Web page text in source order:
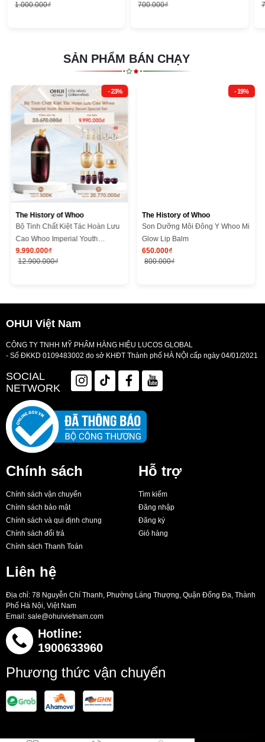
1.000.000₫
700.000₫
SẢN PHẨM BÁN CHẠY
- 23%
The History of Whoo
Bộ Tinh Chất Kiệt Tác Hoàn Lưu
Cao Whoo Imperial Youth
Recovery Serum Special Set
9.990.000₫
12.900.000₫
- 19%
The History of Whoo
Son Dưỡng Môi Đông Y Whoo Mi
Glow Lip Balm
650.000₫
800.000₫
OHUI Việt Nam
CÔNG TY TNHH MỸ PHẨM HÀNG HIỆU LUCOS GLOBAL
- Số ĐKKD 0109483002 do sở KHĐT Thành phố HÀ NỘI cấp ngày 04/01/2021
SOCIAL
NETWORK
Chính sách
Chính sách vận chuyển
Chính sách bảo mật
Chính sách và qui định chung
Chính sách đổi trả
Chính sách Thanh Toán
Hỗ trợ
Tìm kiếm
Đăng nhập
Đăng ký
Giỏ hàng
Liên hệ
Địa chỉ: 78 Nguyễn Chí Thanh, Phường Láng Thượng, Quận Đống Đa, Thành
Phố Hà Nội, Việt Nam
Email: sale@ohuivietnam.com
Hotline:
1900633960
Phương thức vận chuyển